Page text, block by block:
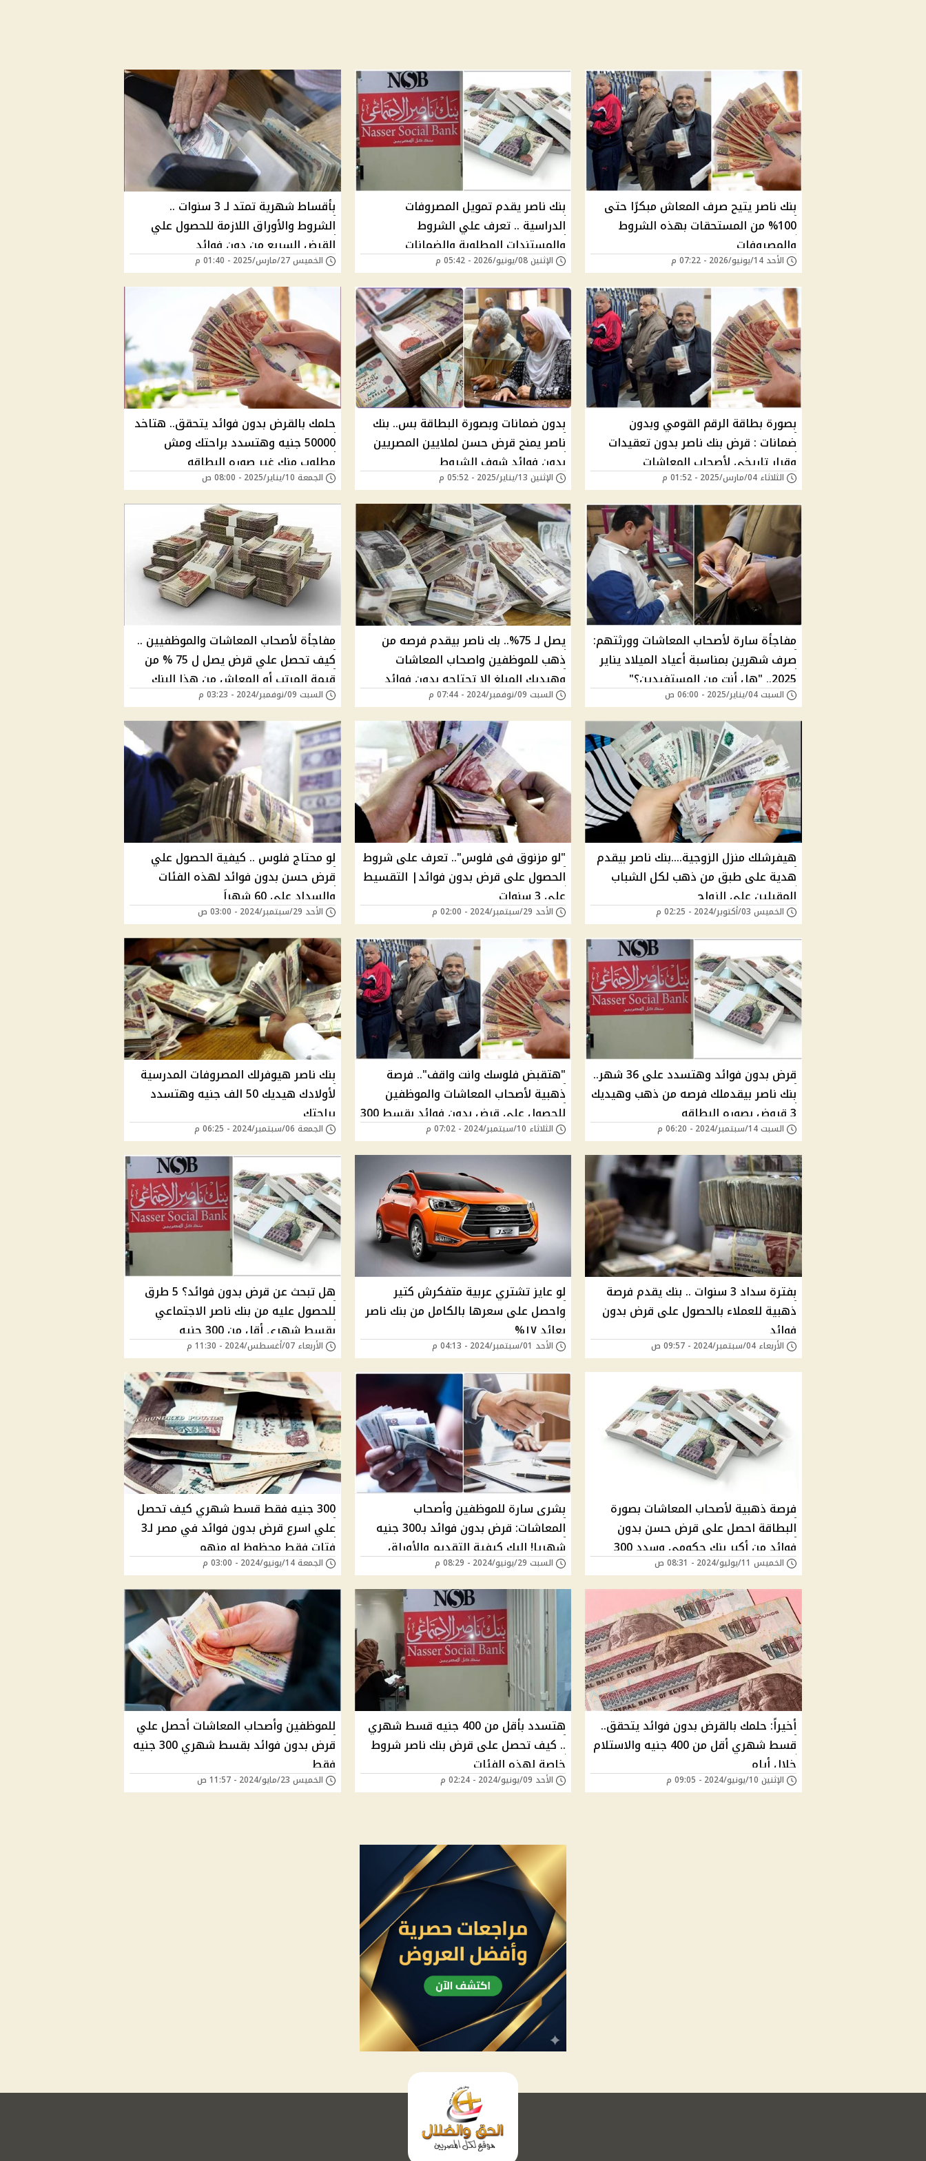
بنك ناصر يتيح صرف المعاش مبكرًا حتى
100% من المستحقات بهذه الشروط
والمصروفات
الأحد 14/يونيو/2026 - 07:22 م
بنك ناصر يقدم تمويل المصروفات
الدراسية .. تعرف علي الشروط
والمستندات المطلوبة والضمانات
الإثنين 08/يونيو/2026 - 05:42 م
بأقساط شهرية تمتد لـ 3 سنوات ..
الشروط والأوراق اللازمة للحصول علي
القرض السريع من دون فوائد
الخميس 27/مارس/2025 - 01:40 م
بصورة بطاقة الرقم القومي وبدون
ضمانات : قرض بنك ناصر بدون تعقيدات
وقرار تاريخي لأصحاب المعاشات
وللسيدات والقبض فوري"فلوس في جيبك
بدون فوائد"
الثلاثاء 04/مارس/2025 - 01:52 م
بدون ضمانات وبصورة البطاقة بس.. بنك
ناصر يمنح قرض حسن لملايين المصريين
بدون فوائد شوف الشروط
الإثنين 13/يناير/2025 - 05:52 م
حلمك بالقرض بدون فوائد يتحقق.. هتاخد
50000 جنيه وهتسدد براحتك ومش
مطلوب منك غير صوره البطاقه
الجمعة 10/يناير/2025 - 08:00 ص
مفاجأة سارة لأصحاب المعاشات وورثتهم:
صرف شهرين بمناسبة أعياد الميلاد يناير
2025.. "هل أنت من المستفيدين؟"
السبت 04/يناير/2025 - 06:00 ص
يصل لـ 75%.. بك ناصر بيقدم فرصه من
ذهب للموظفين واصحاب المعاشات
وهيديك المبلغ الا تحتاجه بدون فوائد
السبت 09/نوفمبر/2024 - 07:44 م
مفاجأة لأصحاب المعاشات والموظفيين ..
كيف تحصل علي قرض يصل ل 75 % من
قيمة المرتب أو المعاش من هذا البنك
السبت 09/نوفمبر/2024 - 03:23 م
هيفرشلك منزل الزوجية....بنك ناصر بيقدم
هدية على طبق من ذهب لكل الشباب
المقبلين على الزواج
الخميس 03/أكتوبر/2024 - 02:25 م
"لو مزنوق فى فلوس".. تعرف على شروط
الحصول على قرض بدون فوائد| التقسيط
على 3 سنوات
الأحد 29/سبتمبر/2024 - 02:00 م
لو محتاج فلوس .. كيفية الحصول علي
قرض حسن بدون فوائد لهذه الفئات
والسداد علي 60 شهراَ
الأحد 29/سبتمبر/2024 - 03:00 ص
قرض بدون فوائد وهتسدد على 36 شهر..
بنك ناصر بيقدملك فرصه من ذهب وهيديك
3 قروض بصوره البطاقه
السبت 14/سبتمبر/2024 - 06:20 م
"هتقبض فلوسك وانت واقف".. فرصة
ذهبية لأصحاب المعاشات والموظفين
للحصول علي قرض بدون فوائد بقسط 300
جنيه شهريًا
الثلاثاء 10/سبتمبر/2024 - 07:02 م
بنك ناصر هيوفرلك المصروفات المدرسية
لأولادك هيديك 50 الف جنيه وهتسدد
براحتك
الجمعة 06/سبتمبر/2024 - 06:25 م
بفترة سداد 3 سنوات .. بنك يقدم فرصة
ذهبية للعملاء بالحصول على قرض بدون
فوائد
الأربعاء 04/سبتمبر/2024 - 09:57 ص
لو عايز تشتري عربية متفكرش كتير
واحصل على سعرها بالكامل من بنك ناصر
بعائد ١٧%
الأحد 01/سبتمبر/2024 - 04:13 م
هل تبحث عن قرض بدون فوائد؟ 5 طرق
للحصول عليه من بنك ناصر الاجتماعي
بقسط شهري أقل من 300 جنيه
الأربعاء 07/أغسطس/2024 - 11:30 م
فرصة ذهبية لأصحاب المعاشات بصورة
البطاقة احصل على قرض حسن بدون
فوائد من أكبر بنك حكومي وسدد 300
جنية فقط
الخميس 11/يوليو/2024 - 08:31 ص
بشرى سارة للموظفين وأصحاب
المعاشات: قرض بدون فوائد بـ300 جنيه
شهريا! إليك كيفية التقديم والأوراق
المطلوبة
السبت 29/يونيو/2024 - 08:29 م
300 جنيه فقط قسط شهري كيف تحصل
علي اسرع قرض بدون فوائد في مصر لـ3
فتات فقط محظوظ لو منهم
الجمعة 14/يونيو/2024 - 03:00 م
أخيراً: حلمك بالقرض بدون فوائد يتحقق..
قسط شهري أقل من 400 جنيه والاستلام
خلال أيام
الإثنين 10/يونيو/2024 - 09:05 م
هتسدد بأقل من 400 جنيه قسط شهري
.. كيف تحصل على قرض بنك ناصر شروط
خاصة لهذه الفئات
الأحد 09/يونيو/2024 - 02:24 م
للموظفين وأصحاب المعاشات أحصل علي
قرض بدون فوائد بقسط شهري 300 جنيه
فقط
الخميس 23/مايو/2024 - 11:57 ص